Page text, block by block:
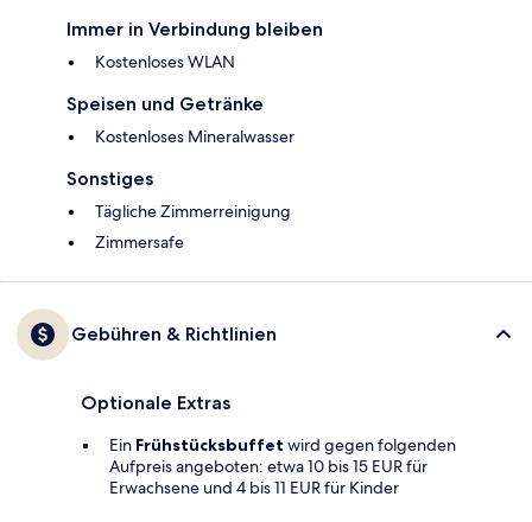
Immer in Verbindung bleiben
Kostenloses WLAN
Speisen und Getränke
Kostenloses Mineralwasser
Sonstiges
Tägliche Zimmerreinigung
Zimmersafe
Gebühren & Richtlinien
Optionale Extras
Ein Frühstücksbuffet wird gegen folgenden
Aufpreis angeboten: etwa 10 bis 15 EUR für
Erwachsene und 4 bis 11 EUR für Kinder